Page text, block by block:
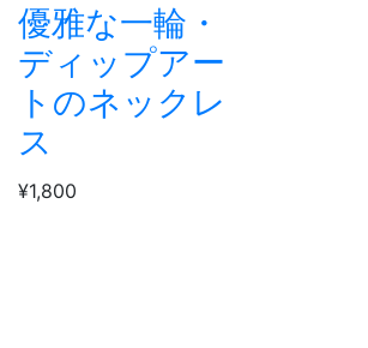
優雅な一輪・
ディップアー
トのネックレ
ス
¥1,800